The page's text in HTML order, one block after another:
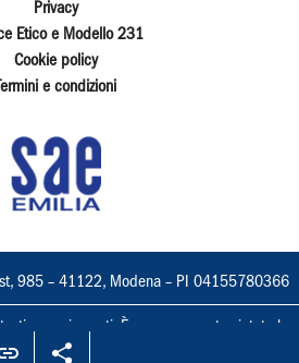
Privacy
Etico e Modello 231
Cookie policy
Termini e condizioni
985 – 41122, Modena – PI 04155780366
sono riservati. È espressamente vietata la
mezzo e l'adattamento totale o parziale.